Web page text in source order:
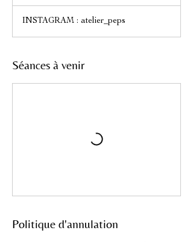
euros
INSTAGRAM : atelier_peps
Séances à venir
Politique d'annulation